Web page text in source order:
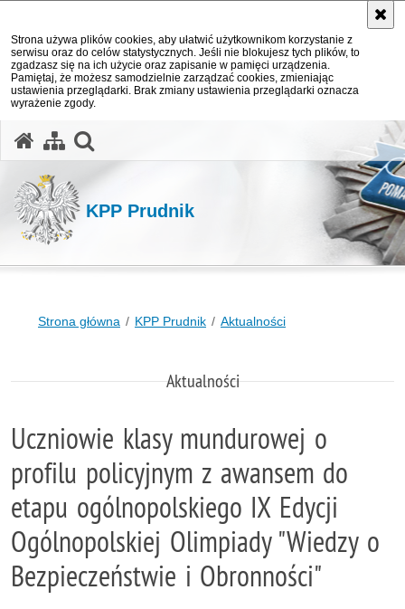
Strona używa plików cookies, aby ułatwić użytkownikom korzystanie z
serwisu oraz do celów statystycznych. Jeśli nie blokujesz tych plików, to
zgadzasz się na ich użycie oraz zapisanie w pamięci urządzenia.
Pamiętaj, że możesz samodzielnie zarządzać cookies, zmieniając
ustawienia przeglądarki. Brak zmiany ustawienia przeglądarki oznacza
wyrażenie zgody.
KPP Prudnik
Strona główna KPP Prudnik Aktualności
Aktualności
Uczniowie klasy mundurowej o
profilu policyjnym z awansem do
etapu ogólnopolskiego IX Edycji
Ogólnopolskiej Olimpiady "Wiedzy o
Bezpieczeństwie i Obronności"